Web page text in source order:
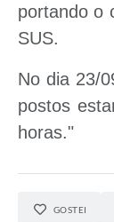
portando o
SUS.
No dia 23/
postos
horas."
GOSTEI